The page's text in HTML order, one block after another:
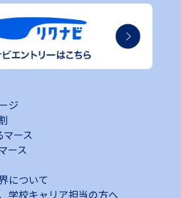
ジ
ース
ース
について
学校キャリア担当の方へ